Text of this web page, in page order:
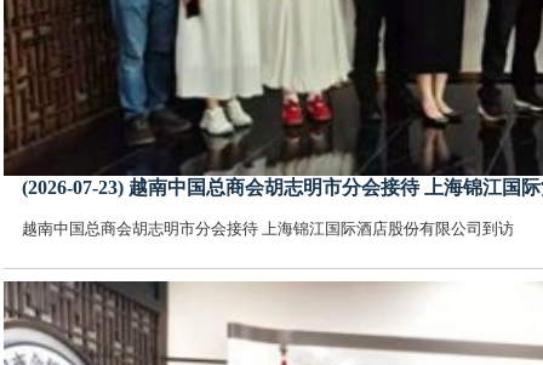
(2026-07-23) 越南中国总商会胡志明市分会接待 上海锦江国
越南中国总商会胡志明市分会接待 上海锦江国际酒店股份有限公司到访